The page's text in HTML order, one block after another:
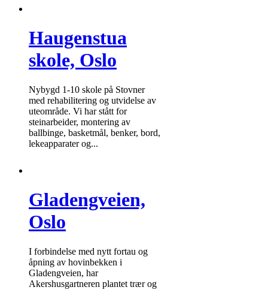
Haugenstua
skole, Oslo
Nybygd 1-10 skole på Stovner
med rehabilitering og utvidelse av
uteområde. Vi har stått for
steinarbeider, montering av
ballbinge, basketmål, benker, bord,
lekeapparater og...
Gladengveien,
Oslo
I forbindelse med nytt fortau og
åpning av hovinbekken i
Gladengveien, har
Akershusgartneren plantet trær og